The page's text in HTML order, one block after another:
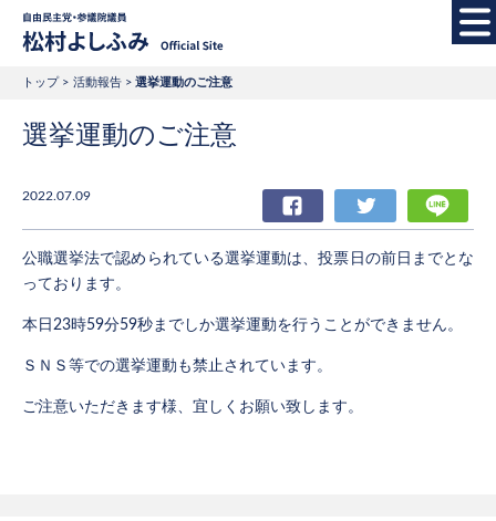
自由民主党・参議
トップ 活動報告 選挙運動のご注意
選挙運動のご注意
2022.07.09 Facebook Twitter
公職選挙法で認められている選挙運動は、投票日の前日までとな
っております。
本日23時59分59秒までしか選挙運動を行うことができません。
ＳＮＳ等での選挙運動も禁止されています。
ご注意いただきます様、宜しくお願い致します。